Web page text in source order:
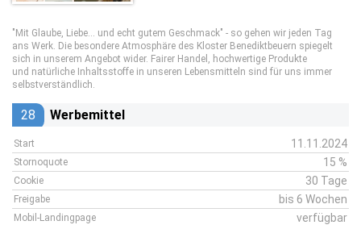
"Mit Glaube, Liebe... und echt gutem Geschmack" - so gehen wir jeden Tag
ans Werk. Die besondere Atmosphäre des Kloster Benediktbeuern spiegelt
sich in unserem Angebot wider. Fairer Handel, hochwertige Produkte
und natürliche Inhaltsstoffe in unseren Lebensmitteln sind für uns immer
selbstverständlich.
28 Werbemittel
Start 11.11.2024
Stornoquote 15 %
Cookie 30 Tage
Freigabe bis 6 Wochen
Mobil-Landingpage verfügbar